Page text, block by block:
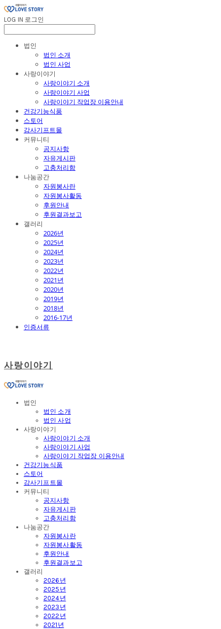
LOG IN 로그인
법인
법인 소개
법인 사업
사랑이야기
사랑이야기 소개
사랑이야기 사업
사랑이야기 작업장 이용안내
건강기능식품
스토어
감사기프트몰
커뮤니티
공지사항
자유게시판
고충처리함
나눔공간
자원봉사란
자원봉사활동
후원안내
후원결과보고
갤러리
2026년
2025년
2024년
2023년
2022년
2021년
2020년
2019년
2018년
2016-17년
인증서류
사랑이야기
법인
법인 소개
법인 사업
사랑이야기
사랑이야기 소개
사랑이야기 사업
사랑이야기 작업장 이용안내
건강기능식품
스토어
감사기프트몰
커뮤니티
공지사항
자유게시판
고충처리함
나눔공간
자원봉사란
자원봉사활동
후원안내
후원결과보고
갤러리
2026년
2025년
2024년
2023년
2022년
2021년